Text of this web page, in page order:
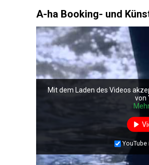
A-ha Booking- und
Mit dem Laden des Videos
von